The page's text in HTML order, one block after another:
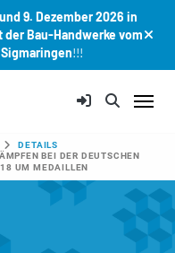
9. Dezember 2026 in
Bau-Handwerke vom
!!!
DETAILS
BEI DER DEUTSCHEN
UM MEDAILLEN